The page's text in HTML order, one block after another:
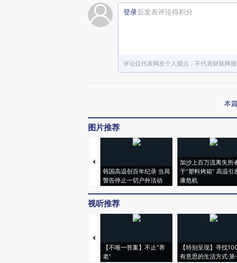
登录后发表评论得积分
评论仅代表网友个人观点，不代表财新网
本
图片推荐
韩国高温创百年纪录 当局
警告停止一切户外活动
加沙上百万流离失所
于“塑料烤箱” 高温引
康危机
视听推荐
【不唯一答案】不止“养
老”
【特别呈现】寻找
有意思的生活方式·第